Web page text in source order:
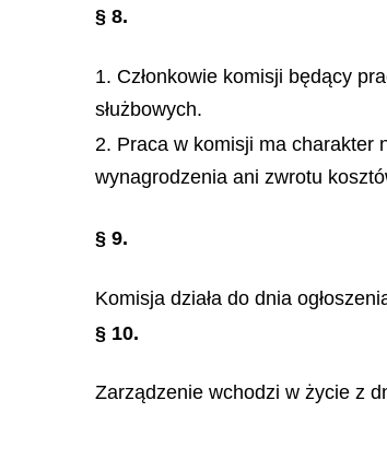
§ 8.
1. Członkowie komisji będący
służbowych.
2. Praca w komisji ma charakter
wynagrodzenia ani zwrotu
§ 9.
Komisja działa do dnia
§ 10.
Zarządzenie wchodzi w życie z